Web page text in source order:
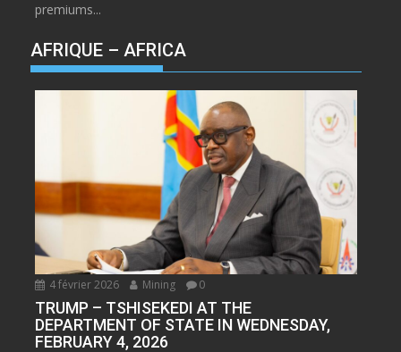
premiums...
AFRIQUE – AFRICA
4 février 2026 Mining 0
TRUMP – TSHISEKEDI AT THE
DEPARTMENT OF STATE IN WEDNESDAY,
FEBRUARY 4, 2026